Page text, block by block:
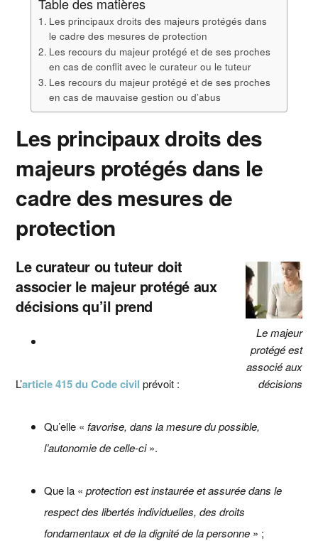
Les principaux droits des majeurs protégés dans
le cadre des mesures de protection
Les recours du majeur protégé et de ses proches
en cas de conflit avec le curateur ou le tuteur
Les recours du majeur protégé et de ses proches
en cas de mauvaise gestion ou d’abus
Les principaux droits des
majeurs protégés dans le
cadre des mesures de
protection
Le majeur
protégé est
associé aux
décisions
Le curateur ou tuteur doit
associer le majeur protégé aux
décisions qu’il prend
L’article 415 du Code civil prévoit :
Qu’elle «favorise, dans la mesure du possible,
l’autonomie de celle-ci».
Que la «protection est instaurée et assurée dans le
respect des libertés individuelles, des droits
fondamentaux et de la dignité de la personne » ;